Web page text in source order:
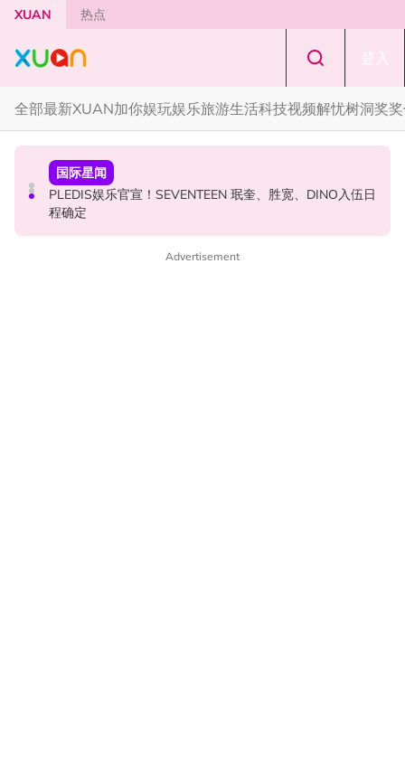
Skip to main content
XUAN 热点
登入
全部最新XUAN加你娱玩娱乐旅游生活科技视频解忧树洞奖
奖奖你
约你看！《揽佬-江船入海2026世界巡演 吉隆坡站》
本地星闻
MandoWave Festival 强势登陆吉隆坡！8组嘉宾轮番登场
国际星闻
PLEDIS娱乐官宣！SEVENTEEN 珉奎、胜宽、DINO入伍日
程确定
Advertisement